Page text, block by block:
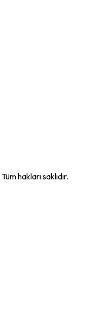
Tüm hakları saklıdır.